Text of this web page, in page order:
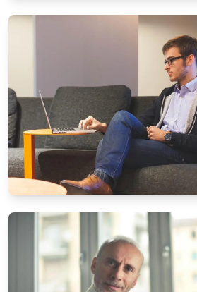
KARRIERE & ARBEIT
Work-Life-Balance: So
UNTERHALTUNG & MEDIEN
Die beliebtesten Brettspiele
Familienabende
Von Stefan Brandt